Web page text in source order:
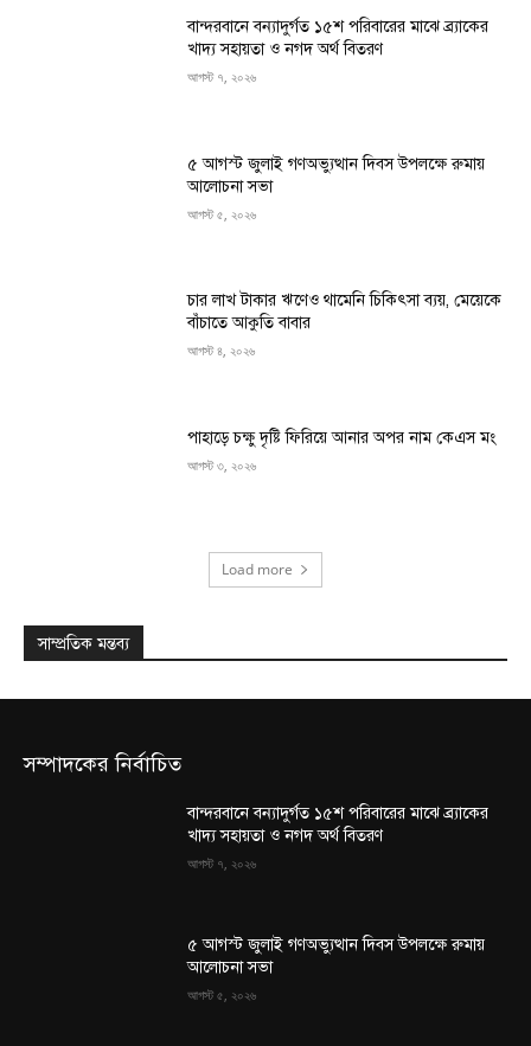
বান্দরবানে বন্যাদুর্গত ১৫শ পরিবারের মাঝে ব্র্যাকের
খাদ্য সহায়তা ও নগদ অর্থ বিতরণ
আগস্ট ৭, ২০২৬
৫ আগস্ট জুলাই গণঅভ্যুত্থান দিবস উপলক্ষে রুমায়
আলোচনা সভা
আগস্ট ৫, ২০২৬
চার লাখ টাকার ঋণেও থামেনি চিকিৎসা ব্যয়, মেয়েকে
বাঁচাতে আকুতি বাবার
আগস্ট ৪, ২০২৬
পাহাড়ে চক্ষু দৃষ্টি ফিরিয়ে আনার অপর নাম কেএস মং
আগস্ট ৩, ২০২৬
Load more
সাম্প্রতিক মন্তব্য
সম্পাদকের নির্বাচিত
বান্দরবানে বন্যাদুর্গত ১৫শ পরিবারের মাঝে ব্র্যাকের
খাদ্য সহায়তা ও নগদ অর্থ বিতরণ
আগস্ট ৭, ২০২৬
৫ আগস্ট জুলাই গণঅভ্যুত্থান দিবস উপলক্ষে রুমায়
আলোচনা সভা
আগস্ট ৫, ২০২৬